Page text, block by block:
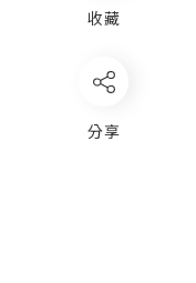
收藏
分享